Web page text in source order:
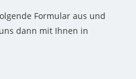
Formular aus und
dann mit Ihnen in